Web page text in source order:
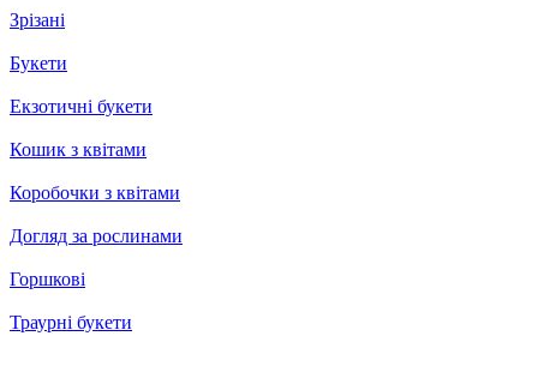
Зрізані
Букети
Екзотичні букети
Кошик з квітами
Коробочки з квітами
Догляд за рослинами
Горшкові
Траурні букети